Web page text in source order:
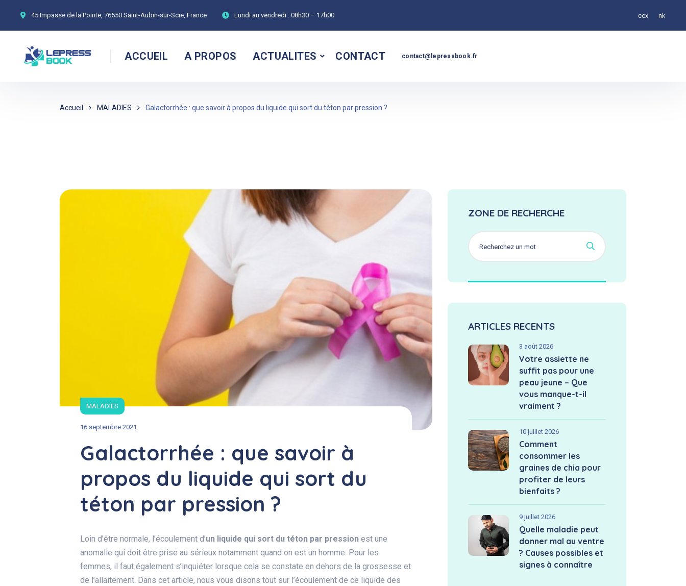
45 Impasse de la Pointe, 76550 Saint-Aubin-sur-Scie, France Lundi au vendredi : 08h30 – 17h00 ccx nk
ACCUEIL A PROPOS ACTUALITES CONTACT contact@lepressbook.fr
Accueil MALADIES Galactorrhée : que savoir à propos du liquide qui sort du téton par pression ?
MALADIES
16 septembre 2021
Galactorrhée : que savoir à
propos du liquide qui sort du
téton par pression ?
Loin d’être normale, l’écoulement d’un liquide qui sort du téton par pression est une
anomalie qui doit être prise au sérieux notamment quand on est un homme. Pour les
femmes, il faut également s’inquiéter lorsque cela se constate en dehors de la grossesse et
de l’allaitement. Dans cet article, nous vous disons tout sur l’écoulement de ce liquide des
ZONE DE RECHERCHE
ARTICLES RECENTS
3 août 2026
Votre assiette ne
suffit pas pour une
peau jeune – Que
vous manque-t-il
vraiment ?
10 juillet 2026
Comment
consommer les
graines de chia pour
profiter de leurs
bienfaits ?
9 juillet 2026
Quelle maladie peut
donner mal au ventre
? Causes possibles et
signes à connaître